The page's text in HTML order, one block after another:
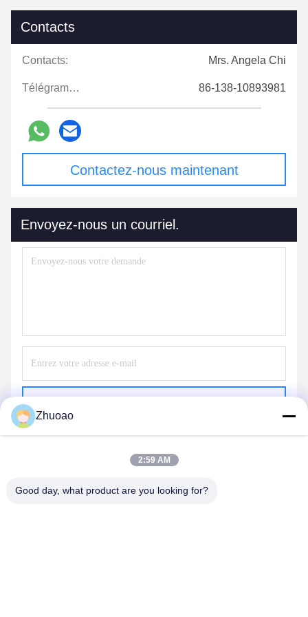
Contacts
Contacts: Mrs. Angela Chi
Télégramme: 86-138-10893981
Contactez-nous maintenant
Envoyez-nous un courriel.
Zhuoao
2:59 AM
Good day, what product are you looking for?